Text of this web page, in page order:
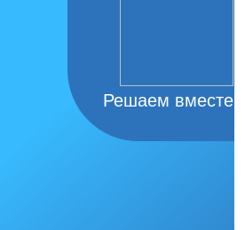
Решаем вместе